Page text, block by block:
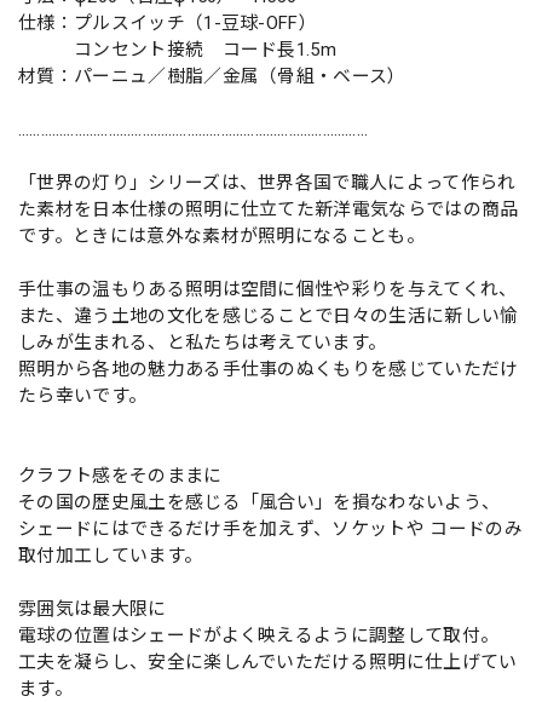
仕様：プルスイッチ（1-豆球-OFF）
コンセント接続 コード長1.5m
材質：パーニュ／樹脂／金属（骨組・ベース）
…………………………………………………………………………………
「世界の灯り」シリーズは、世界各国で職人によって作られ
た素材を日本仕様の照明に仕立てた新洋電気ならではの商品
です。ときには意外な素材が照明になることも。
手仕事の温もりある照明は空間に個性や彩りを与えてくれ、
また、違う土地の文化を感じることで日々の生活に新しい愉
しみが生まれる、と私たちは考えています。
照明から各地の魅力ある手仕事のぬくもりを感じていただけ
たら幸いです。
クラフト感をそのままに
その国の歴史風土を感じる「風合い」を損なわないよう、
シェードにはできるだけ手を加えず、ソケットや コードのみ
取付加工しています。
雰囲気は最大限に
電球の位置はシェードがよく映えるように調整して取付。
工夫を凝らし、安全に楽しんでいただける照明に仕上げてい
ます。